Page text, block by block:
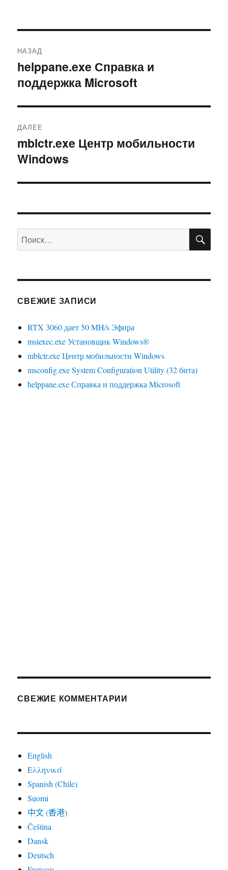
по
записям
НАЗАД
Предыдущая
запись:
helppane.exe Справка и
поддержка Microsoft
ДАЛЕЕ
Следующая
запись:
mblctr.exe Центр мобильности
Windows
Искать:
СВЕЖИЕ ЗАПИСИ
RTX 3060 дает 50 MH/s Эфира
msiexec.exe Установщик Windows®
mblctr.exe Центр мобильности Windows
msconfig.exe System Configuration Utility (32 бита)
helppane.exe Справка и поддержка Microsoft
СВЕЖИЕ КОММЕНТАРИИ
English
Ελληνικά
Spanish (Chile)
Suomi
中文 (香港)
Čeština
Dansk
Deutsch